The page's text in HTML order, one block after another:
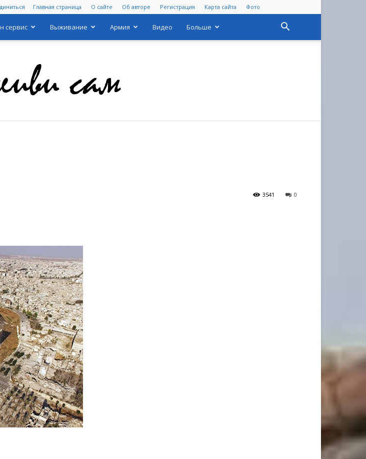
Главная страница О сайте Об авторе Регистрация Карта сайта Фото
сервис Выживание Армия Видео Больше
0
3541